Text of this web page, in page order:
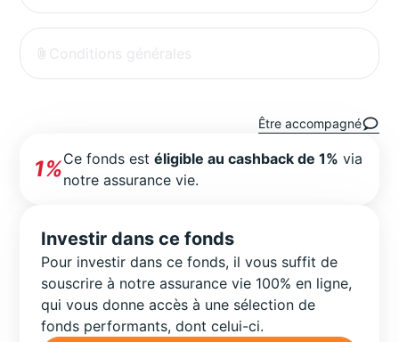
Conditions générales
Être accompagné
1%Ce fonds estéligible au cashback de 1% via
notre assurance vie.
Investir dans ce fonds
Pour investir dans ce fonds, il vous suffit de
souscrire à notre assurance vie 100% en ligne,
qui vous donne accès à une sélection de
fonds performants, dont celui-ci.